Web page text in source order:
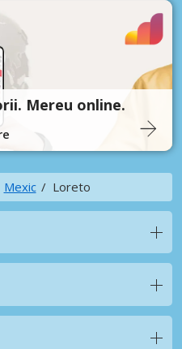
Mereu online.
Mexic Loreto